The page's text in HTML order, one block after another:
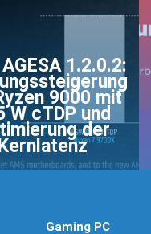
1.2.0.2:
9000 mit
W cTDP und
der
Gaming PC